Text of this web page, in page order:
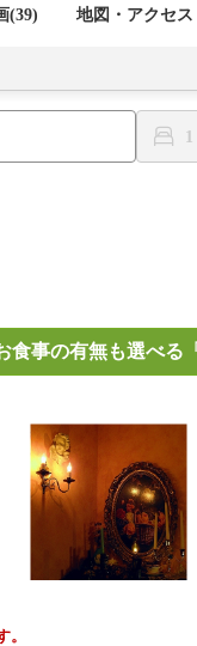
(39) 地図・アクセス
1
事の有無も選べる